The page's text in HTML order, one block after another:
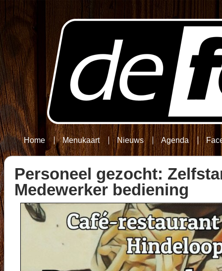
Home Menukaart Nieuws Agenda
Personeel gezocht:
Medewerker bediening